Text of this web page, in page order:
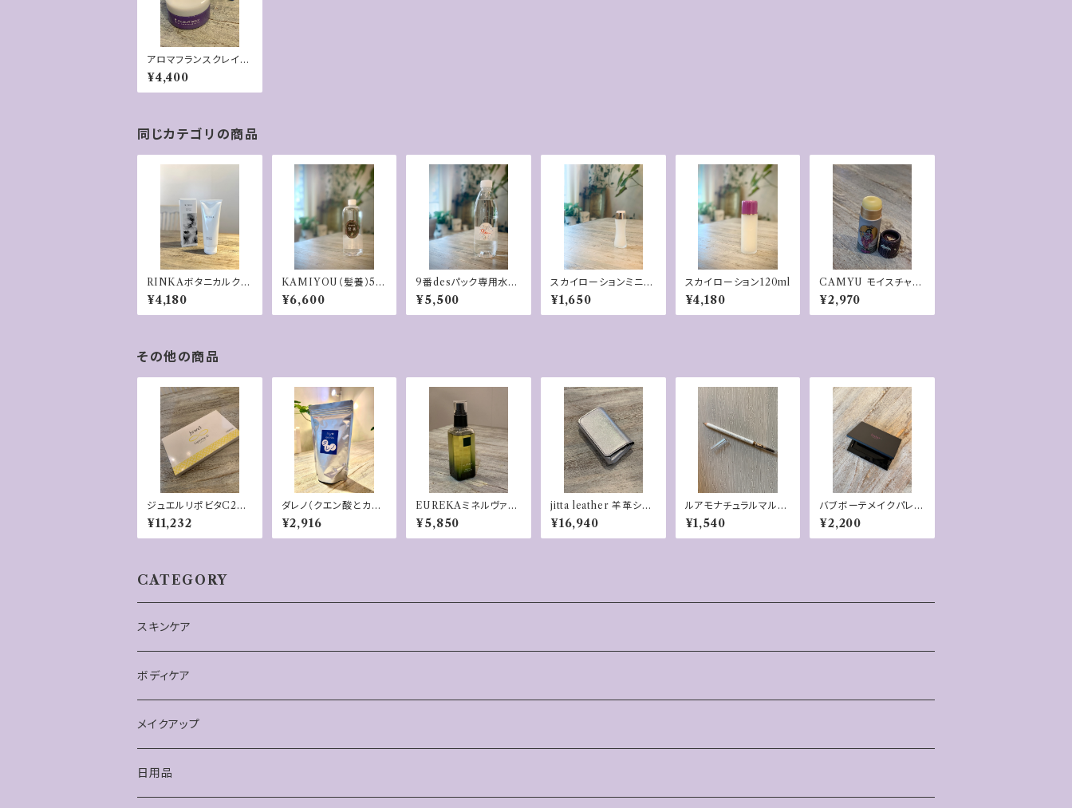
アロマフランスクレイク
レンジングバーム
¥4,400
同じカテゴリの商品
RINKAボタニカルクレ
イパック
¥4,180
KAMIYOU（髪養）50
0ml
¥6,600
9番desパック専用水1ﾘ
ｯﾄﾙ
¥5,500
スカイローションミニ3
0ml
¥1,650
スカイローション120ml
¥4,180
CAMYU モイスチャー
バーム ナタラジャ
¥2,970
その他の商品
ジュエルリポビタC2個
セット‼️
¥11,232
ダレノ（クエン酸とカル
シウム）30砲入
¥2,916
EUREKAミネルヴァ
ザ フェイスオイル
¥5,850
jitta leather 羊革シル
バー「FUKU」財布
¥16,940
ルアモナチュラルマルチ
アイペンシル・ブロンズ
¥1,540
バブボーテメイクパレッ
ト
¥2,200
CATEGORY
スキンケア
ボディケア
メイクアップ
日用品